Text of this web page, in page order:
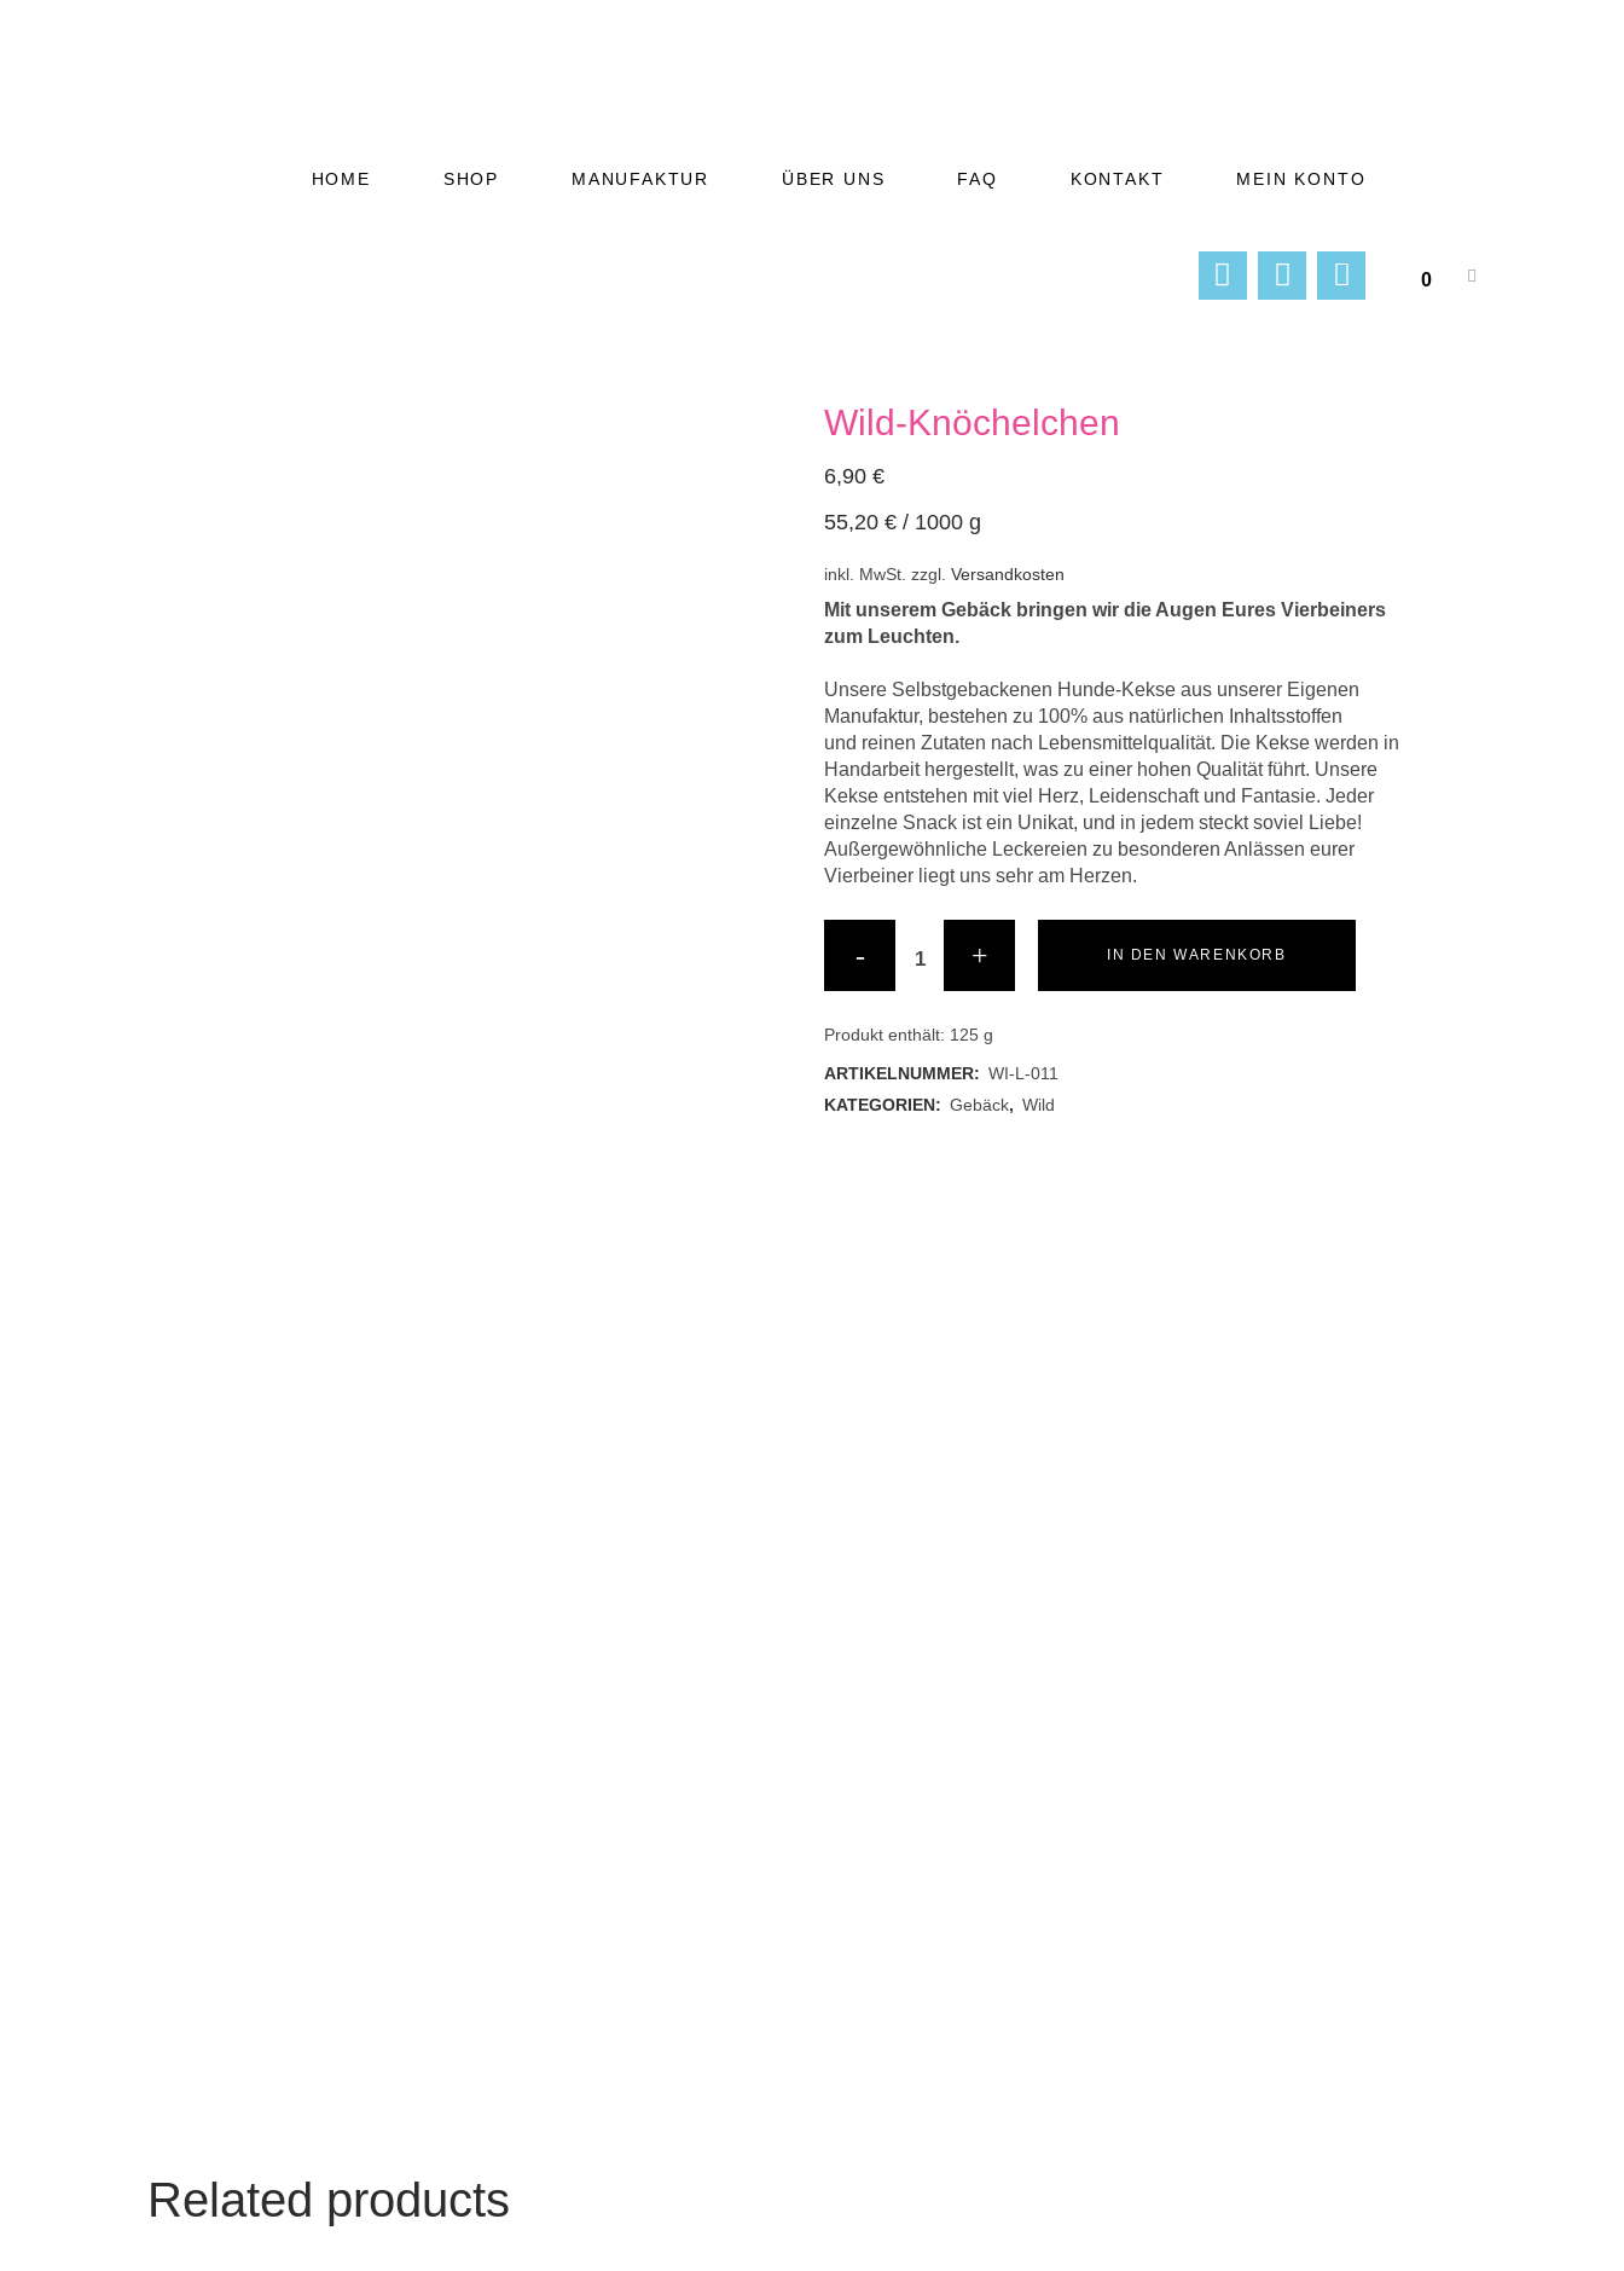
HOME SHOP MANUFAKTUR ÜBER UNS FAQ KONTAKT MEIN KONTO
0
Wild-Knöchelchen
6,90 €
55,20 € / 1000 g
inkl. MwSt. zzgl. Versandkosten
Mit unserem Gebäck bringen wir die Augen Eures Vierbeiners
zum Leuchten.
Unsere Selbstgebackenen Hunde-Kekse aus unserer Eigenen
Manufaktur, bestehen zu 100% aus natürlichen Inhaltsstoffen
und reinen Zutaten nach Lebensmittelqualität. Die Kekse werden in
Handarbeit hergestellt, was zu einer hohen Qualität führt. Unsere
Kekse entstehen mit viel Herz, Leidenschaft und Fantasie. Jeder
einzelne Snack ist ein Unikat, und in jedem steckt soviel Liebe!
Außergewöhnliche Leckereien zu besonderen Anlässen eurer
Vierbeiner liegt uns sehr am Herzen.
quantity
IN DEN WARENKORB
Produkt enthält: 125 g
ARTIKELNUMMER: WI-L-011
KATEGORIEN: Gebäck, Wild
Related products